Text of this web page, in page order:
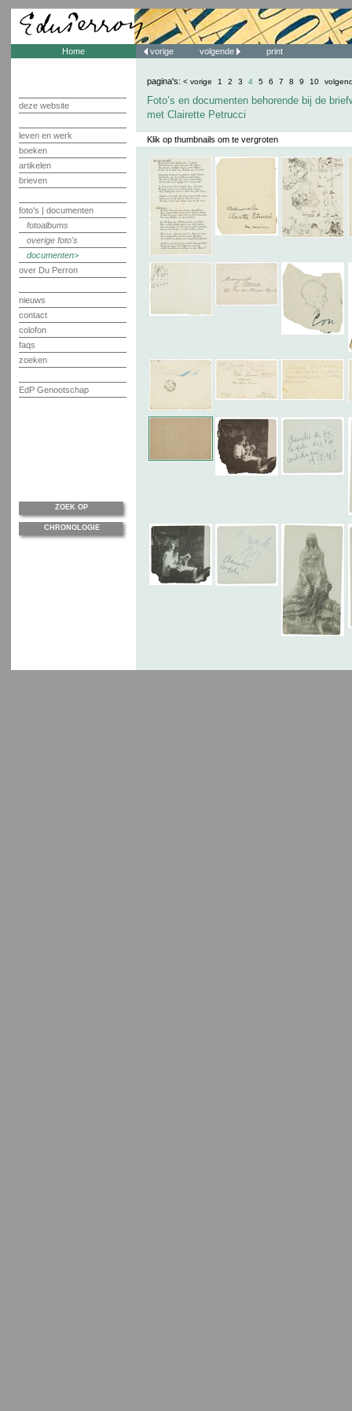
Home
deze website
leven en werk
boeken
artikelen
brieven
foto's | documenten
fotoalbums
overige foto's
documenten
over Du Perron
nieuws
contact
colofon
faqs
zoeken
EdP Genootschap
vorige volgende print
pagina's: < vorige 1 2 3 4 5 6 7 8 9 10
Foto’s en documenten behorende bij de
met Clairette Petrucci
Klik op thumbnails om te vergroten
ZOEK OP
CHRONOLOGIE